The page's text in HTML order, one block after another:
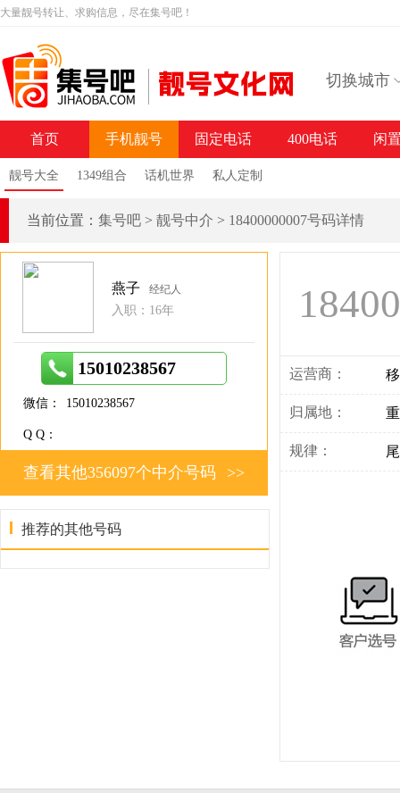
大量靓号转让、求购信息，尽在集号吧！
切换城市
首页 手机靓号
靓号大全 1349组合 话机世界 私人定制
固定电话 400电话 闲
当前位置： 集号吧 > 靓号中介 > 18400000007号码详情
运营商：
归属地：
规律：
燕子 经纪人
入职：16年
15010238567
微信： 15010238567
Q Q：
>>
查看其他356097个中介号码
推荐的其他号码